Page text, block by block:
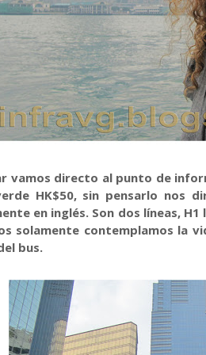
vamos directo al punto de
HK$50, sin pensarlo nos
en inglés. Son dos líneas,
solamente contemplamos la
bus.